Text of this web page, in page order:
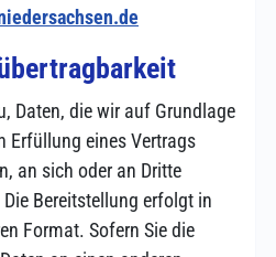
Daten, die wir auf Grundlage
Erfüllung eines Vertrags
an sich oder an Dritte
Bereitstellung erfolgt in
Format. Sofern Sie die